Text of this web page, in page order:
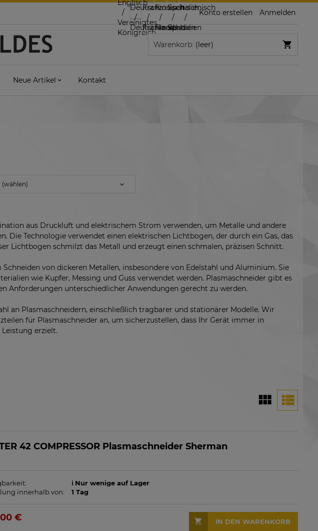
Konto erstellen Anmelden
Warenkorb: (leer)
Neue Artikel Kontakt
(wählen)
aus Druckluft und elektrischem Strom verwenden, um Metalle und andere
Die Technologie verwendet einen elektrischen Lichtbogen, der durch ein Gas, das
Lichtbogen schmilzt das Metall und erzeugt einen schmalen, präzisen Schnitt.
von dickeren Metallen, insbesondere von Edelstahl und Aluminium. Sie
wie Kupfer, Messing und Guss verwendet werden. Plasmaschneider gibt es
Anforderungen unterschiedlicher Anwendungen gerecht zu werden.
an Plasmaschneidern, einschließlich tragbarer und stationärer Modelle. Wir
für Plasmaschneider an, um sicherzustellen, dass Ihr Gerät immer in
erzielt.
42 COMPRESSOR Plasmaschneider Sherman
ℹ️ Nur wenige auf Lager
innerhalb von:
1 Tag
€ IN DEN WARENKORB